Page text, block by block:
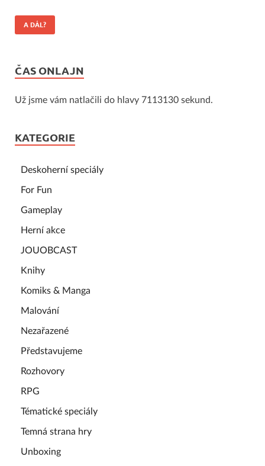
A DÁL?
ČAS ONLAJN
Už jsme vám natlačili do hlavy 7113130 sekund.
KATEGORIE
Deskoherní speciály
For Fun
Gameplay
Herní akce
JOUOBCAST
Knihy
Komiks & Manga
Malování
Nezařazené
Představujeme
Rozhovory
RPG
Tématické speciály
Temná strana hry
Unboxing